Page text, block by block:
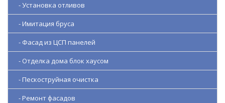
- Установка отливов
- Имитация бруса
- Фасад из ЦСП панелей
- Отделка дома блок хаусом
- Пескоструйная очистка
- Ремонт фасадов